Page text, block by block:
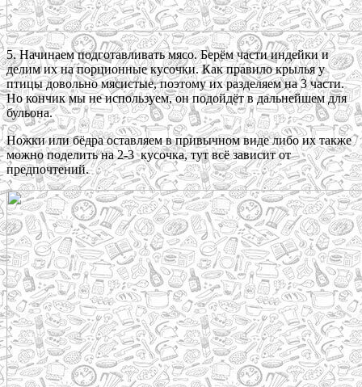
5. Начинаем подготавливать мясо. Берём части индейки и
делим их на порционные кусочки. Как правило крылья у
птицы довольно мясистые, поэтому их разделяем на 3 части.
Но кончик мы не используем, он подойдёт в дальнейшем для
бульона.
Ножки или бёдра оставляем в привычном виде либо их также
можно поделить на 2-3 кусочка, тут всё зависит от
предпочтений.